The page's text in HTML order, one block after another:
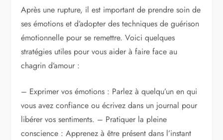
Après une rupture, il est important de prendre soin de
ses émotions et d’adopter des techniques de guérison
émotionnelle pour se remettre. Voici quelques
stratégies utiles pour vous aider à faire face au
chagrin d’amour :
– Exprimer vos émotions : Parlez à quelqu’un en qui
vous avez confiance ou écrivez dans un journal pour
libérer vos sentiments. – Pratiquer la pleine
conscience : Apprenez à être présent dans l’instant